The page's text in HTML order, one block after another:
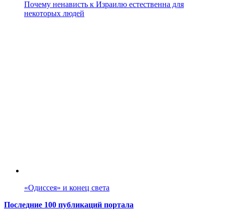
Почему ненависть к Израилю естественна для
некоторых людей
«Одиссея» и конец света
Последние 100 публикаций портала